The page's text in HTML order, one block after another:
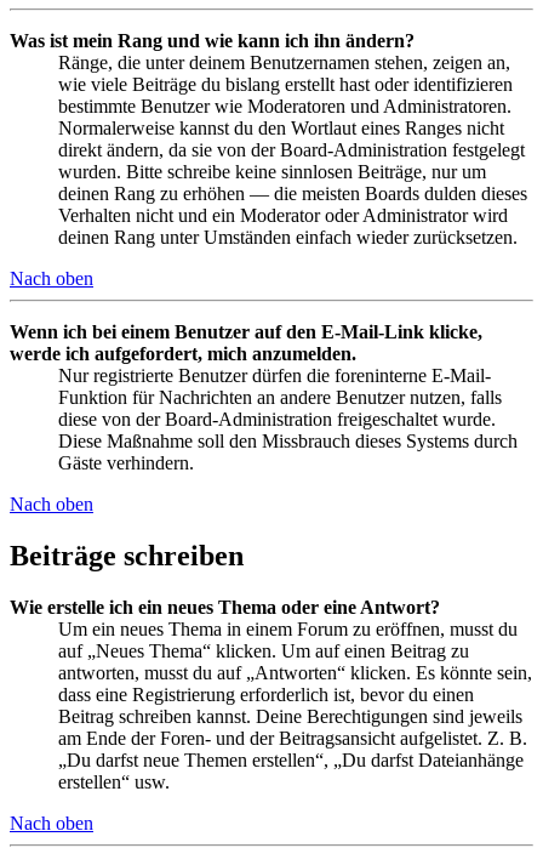
Was ist mein Rang und wie kann ich ihn ändern?
Ränge, die unter deinem Benutzernamen stehen, zeigen an,
wie viele Beiträge du bislang erstellt hast oder identifizieren
bestimmte Benutzer wie Moderatoren und Administratoren.
Normalerweise kannst du den Wortlaut eines Ranges nicht
direkt ändern, da sie von der Board-Administration festgelegt
wurden. Bitte schreibe keine sinnlosen Beiträge, nur um
deinen Rang zu erhöhen — die meisten Boards dulden dieses
Verhalten nicht und ein Moderator oder Administrator wird
deinen Rang unter Umständen einfach wieder zurücksetzen.
Nach oben
Wenn ich bei einem Benutzer auf den E-Mail-Link klicke,
werde ich aufgefordert, mich anzumelden.
Nur registrierte Benutzer dürfen die foreninterne E-Mail-
Funktion für Nachrichten an andere Benutzer nutzen, falls
diese von der Board-Administration freigeschaltet wurde.
Diese Maßnahme soll den Missbrauch dieses Systems durch
Gäste verhindern.
Nach oben
Beiträge schreiben
Wie erstelle ich ein neues Thema oder eine Antwort?
Um ein neues Thema in einem Forum zu eröffnen, musst du
auf „Neues Thema“ klicken. Um auf einen Beitrag zu
antworten, musst du auf „Antworten“ klicken. Es könnte sein,
dass eine Registrierung erforderlich ist, bevor du einen
Beitrag schreiben kannst. Deine Berechtigungen sind jeweils
am Ende der Foren- und der Beitragsansicht aufgelistet. Z. B.
„Du darfst neue Themen erstellen“, „Du darfst Dateianhänge
erstellen“ usw.
Nach oben